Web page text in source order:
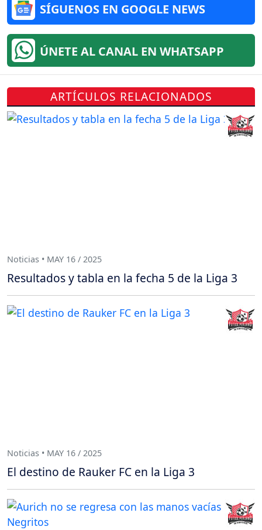
SÍGUENOS EN GOOGLE NEWS
ÚNETE AL CANAL EN WHATSAPP
ARTÍCULOS RELACIONADOS
Noticias • MAY 16 / 2025
Resultados y tabla en la fecha 5 de la Liga 3
Noticias • MAY 16 / 2025
El destino de Rauker FC en la Liga 3